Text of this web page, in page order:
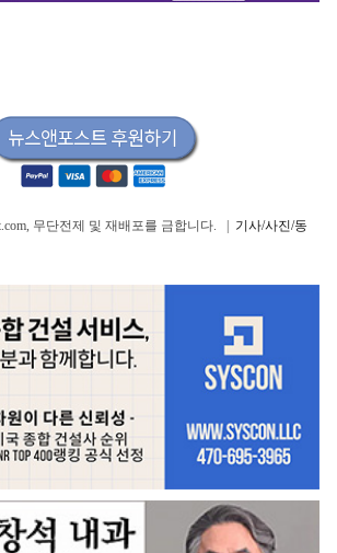
무단전제 및 재배포를 금합니다. | 기사/사진/동